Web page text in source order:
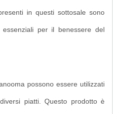
in questi sottosale sono
per il benessere del
possono essere utilizzati
piatti. Questo prodotto è